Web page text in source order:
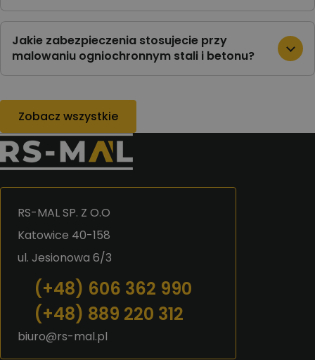
Jakie zabezpieczenia stosujecie przy
malowaniu ogniochronnym stali i betonu?
Zobacz wszystkie
RS-MAL SP. Z O.O
Katowice 40-158
ul. Jesionowa 6/3
(+48) 606 362 990
(+48) 889 220 312
biuro@rs-mal.pl